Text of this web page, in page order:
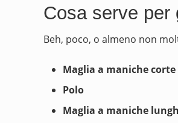
Cosa serve per
Beh, poco, o almeno non
Maglia a maniche
Polo
Maglia a maniche